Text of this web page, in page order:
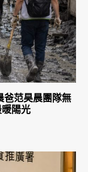
爸范昊晨團隊無
陽光